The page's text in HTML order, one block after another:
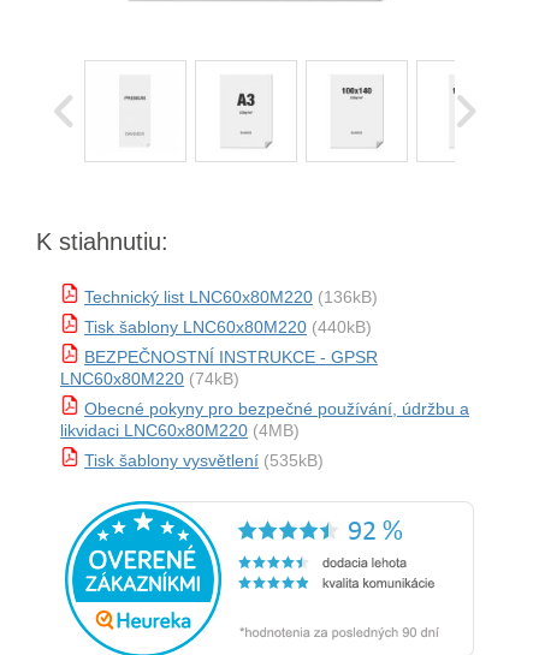
K stiahnutiu:
Technický list LNC60x80M220 (136kB)
Tisk šablony LNC60x80M220 (440kB)
BEZPEČNOSTNÍ INSTRUKCE - GPSR
LNC60x80M220 (74kB)
Obecné pokyny pro bezpečné používání, údržbu a
likvidaci LNC60x80M220 (4MB)
Tisk šablony vysvětlení (535kB)